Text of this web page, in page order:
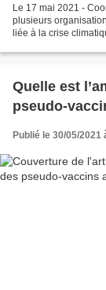
Le 17 mai 2021 -
plusieurs
liée à la crise
Quelle est
pseudo-
Publié le 30/05/2021